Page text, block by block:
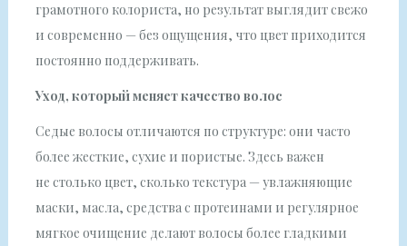
грамотного колориста, но результат выглядит свежо
и современно — без ощущения, что цвет приходится
постоянно поддерживать.
Уход, который меняет качество волос
Седые волосы отличаются по структуре: они часто
более жесткие, сухие и пористые. Здесь важен
не столько цвет, сколько текстура — увлажняющие
маски, масла, средства с протеинами и регулярное
мягкое очищение делают волосы более гладкими